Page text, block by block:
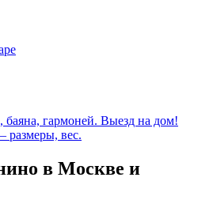
баяна, гармоней. Выезд на дом!
вес.
в Москве и